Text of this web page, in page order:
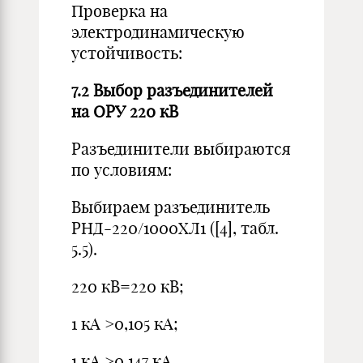
Проверка на
электродинамическую
устойчивость:
7.2 Выбор разъединителей
на ОРУ 220 кВ
Разъединители выбираются
по условиям:
Выбираем разъединитель
РНД-220/1000ХЛ1 ([4], табл.
5.5).
220 кВ=220 кВ;
1 кА >0,105 кА;